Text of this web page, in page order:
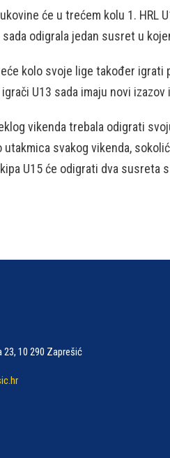
će u trećem kolu 1. HRL
sada odigrala jedan susret u
kolo svoje lige također igrati
U13 sada imaju novi
vikenda trebala odigrati
svakog vikenda,
U15 će odigrati dva susreta
23, 10 290 Zaprešić